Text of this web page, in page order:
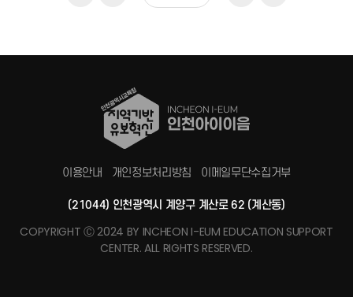
이용안내 개인정보처리방침 이메일무단수집거부
(21044) 인천광역시 계양구 계산로 62 (계산동)
COPYRIGHT Ⓒ 2024 BY INCHEON I-EUM EDUCATION SUPPORT
CENTER. ALL RIGHTS RESERVED.